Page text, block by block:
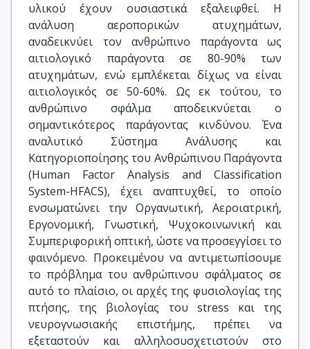
υλικού έχουν ουσιαστικά εξαλειφθεί. Η
ανάλυση αεροπορικών ατυχημάτων,
αναδεικνύει τον ανθρώπινο παράγοντα ως
αιτιολογικό παράγοντα σε 80-90% των
ατυχημάτων, ενώ εμπλέκεται δίχως να είναι
αιτιολογικός σε 50-60%. Ως εκ τούτου, το
ανθρώπινο σφάλμα αποδεικνύεται ο
σημαντικότερος παράγοντας κινδύνου. Ένα
αναλυτικό Σύστημα Ανάλυσης και
Κατηγοριοποίησης του Ανθρώπινου Παράγοντα
(Human Factor Analysis and Classification
System-HFACS), έχει αναπτυχθεί, το οποίο
ενσωματώνει την Οργανωτική, Αεροιατρική,
Εργονομική, Γνωστική, Ψυχοκοινωνική και
Συμπεριφορική οπτική, ώστε να προσεγγίσει το
φαινόμενο. Προκειμένου να αντιμετωπίσουμε
το πρόβλημα του ανθρώπινου σφάλματος σε
αυτό το πλαίσιο, οι αρχές της φυσιολογίας της
πτήσης, της βιολογίας του stress και της
νευρογνωσιακής επιστήμης, πρέπει να
εξεταστούν και αλληλοσυσχετιστούν στο